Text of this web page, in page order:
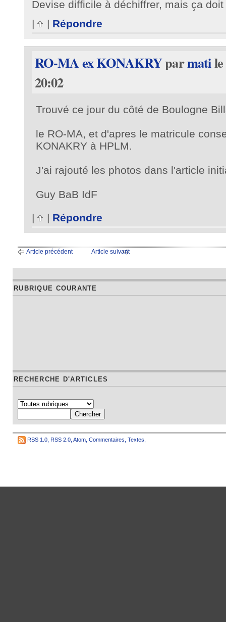
Devise difficile à déchiffrer, mais ça
|
| Répondre
RO-MA ex KONAKRYparmatile
20:02
Trouvé ce jour du côté de Boulogne
le RO-MA, et d'apres le matricule
KONAKRY à HPLM.
J'ai rajouté les photos dans l'article
Guy BaB IdF
|
| Répondre
Article précédent Article suivant
RUBRIQUE COURANTE
RECHERCHE D'ARTICLES
RSS 1.0 RSS 2.0 Atom Commentaires Textes